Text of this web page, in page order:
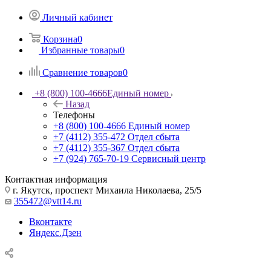
Личный кабинет
Корзина0
Избранные товары0
Сравнение товаров0
+8 (800) 100-4666Единый номер
Назад
Телефоны
+8 (800) 100-4666 Единый номер
+7 (4112) 355-472 Отдел сбыта
+7 (4112) 355-367 Отдел сбыта
+7 (924) 765-70-19 Сервисный центр
Контактная информация
г. Якутск, проспект Михаила Николаева, 25/5
355472@vtt14.ru
Вконтакте
Яндекс.Дзен